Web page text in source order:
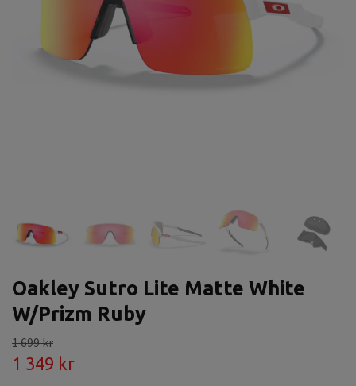
Oakley Sutro Lite Matte White
W/Prizm Ruby
1 699 kr
1 349 kr